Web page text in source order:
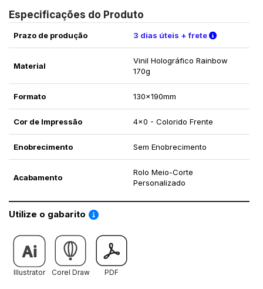
Especificações do Produto
Prazo de produção 3 dias úteis + frete Verifique
Material
Vinil Holográfico Rainbow
170g
Formato 130x190mm
Cor de Impressão 4x0 - Colorido Frente
Enobrecimento Sem Enobrecimento
Acabamento
Rolo Meio-Corte
Personalizado
Utilize o gabarito Saiba como utilizar os nossos gabaritos
Illustrator Corel Draw PDF